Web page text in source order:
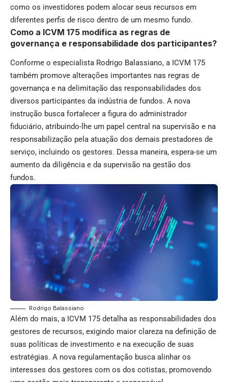
como os investidores podem alocar seus recursos em
diferentes perfis de risco dentro de um mesmo fundo.
Como a ICVM 175 modifica as regras de
governança e responsabilidade dos participantes?
Conforme o especialista Rodrigo Balassiano, a ICVM 175
também promove alterações importantes nas regras de
governança e na delimitação das responsabilidades dos
diversos participantes da indústria de fundos. A nova
instrução busca fortalecer a figura do administrador
fiduciário, atribuindo-lhe um papel central na supervisão e na
responsabilização pela atuação dos demais prestadores de
serviço, incluindo os gestores. Dessa maneira, espera-se um
aumento da diligência e da supervisão na gestão dos
fundos.
Rodrigo Balassiano
Além do mais, a ICVM 175 detalha as responsabilidades dos
gestores de recursos, exigindo maior clareza na definição de
suas políticas de investimento e na execução de suas
estratégias. A nova regulamentação busca alinhar os
interesses dos gestores com os dos cotistas, promovendo